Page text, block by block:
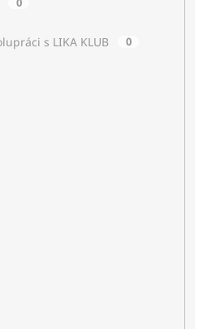
s LIKA KLUB 0